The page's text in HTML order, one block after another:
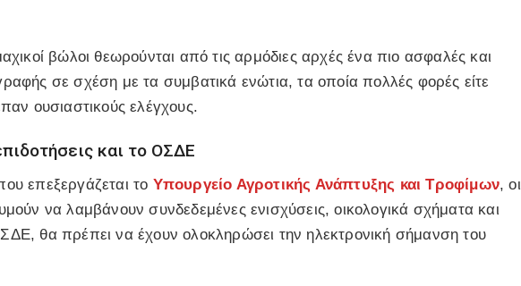
βώλοι θεωρούνται από τις αρμόδιες αρχές ένα πιο ασφαλές και
σε σχέση με τα συμβατικά ενώτια, τα οποία πολλές φορές είτε
ουσιαστικούς ελέγχους.
και το ΟΣΔΕ
επεξεργάζεται το Υπουργείο Αγροτικής Ανάπτυξης και Τροφίμων, οι
να λαμβάνουν συνδεδεμένες ενισχύσεις, οικολογικά σχήματα και
θα πρέπει να έχουν ολοκληρώσει την ηλεκτρονική σήμανση του